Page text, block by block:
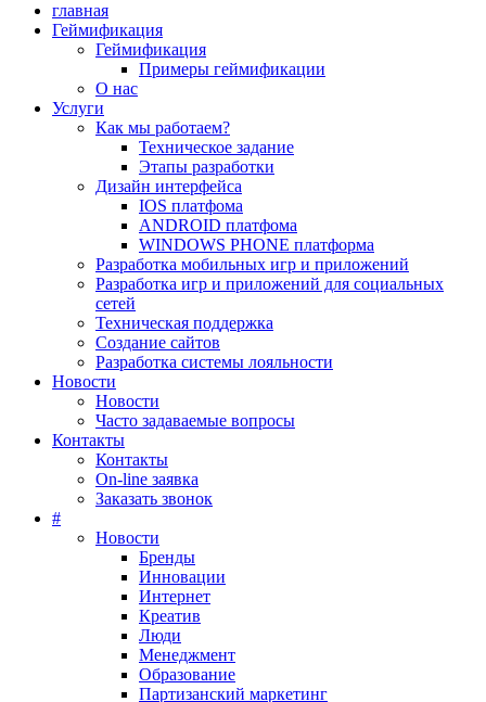
главная
Геймификация
Геймификация
Примеры геймификации
О нас
Услуги
Как мы работаем?
Техническое задание
Этапы разработки
Дизайн интерфейса
IOS платфома
ANDROID платфома
WINDOWS PHONE платформа
Разработка мобильных игр и приложений
Разработка игр и приложений для социальных
сетей
Техническая поддержка
Создание сайтов
Разработка системы лояльности
Новости
Новости
Часто задаваемые вопросы
Контакты
Контакты
On-line заявка
Заказать звонок
#
Новости
Бренды
Инновации
Интернет
Креатив
Люди
Менеджмент
Образование
Партизанский маркетинг